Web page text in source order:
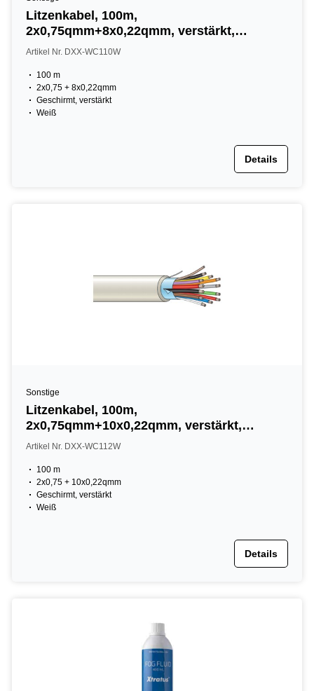
Litzenkabel, 100m,
2x0,75qmm+8x0,22qmm, verstärkt,
geschirmt
Artikel Nr. DXX-WC110W
100 m
2x0,75 + 8x0,22qmm
Geschirmt, verstärkt
Weiß
Details
Sonstige
Litzenkabel, 100m,
2x0,75qmm+10x0,22qmm, verstärkt,
geschirmt
Artikel Nr. DXX-WC112W
100 m
2x0,75 + 10x0,22qmm
Geschirmt, verstärkt
Weiß
Details